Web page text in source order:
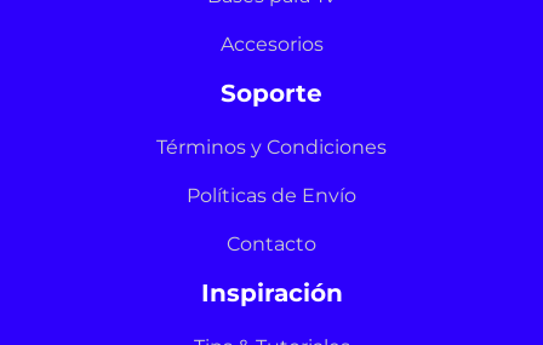
Accesorios
Soporte
Términos y Condiciones
Políticas de Envío
Contacto
Inspiración